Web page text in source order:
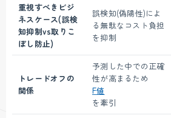
重視すべきビジ
ネスケース(誤検
知抑制vs取りこ
ぼし防止)
誤検知(偽陽性)によ
る無駄なコスト負担
を抑制
トレードオフの
関係
予測した中での正確
性が高まるため
F値
を牽引